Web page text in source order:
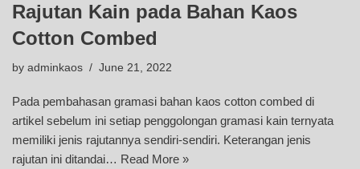
Rajutan Kain pada Bahan Kaos
Cotton Combed
by adminkaos June 21, 2022
Pada pembahasan gramasi bahan kaos cotton combed di
artikel sebelum ini setiap penggolongan gramasi kain ternyata
memiliki jenis rajutannya sendiri-sendiri. Keterangan jenis
rajutan ini ditandai… Read More »